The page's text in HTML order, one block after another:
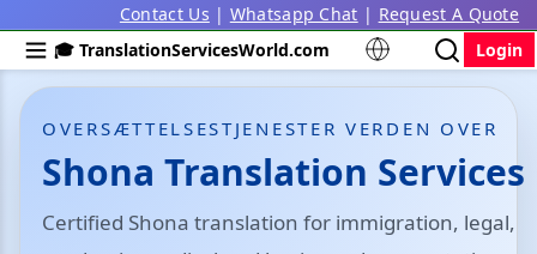
Contact Us | Whatsapp Chat | Request A Quote
🎓 TranslationServicesWorld.com
Login
OVERSÆTTELSESTJENESTER VERDEN OVER
Shona Translation Services
Certified Shona translation for immigration, legal,